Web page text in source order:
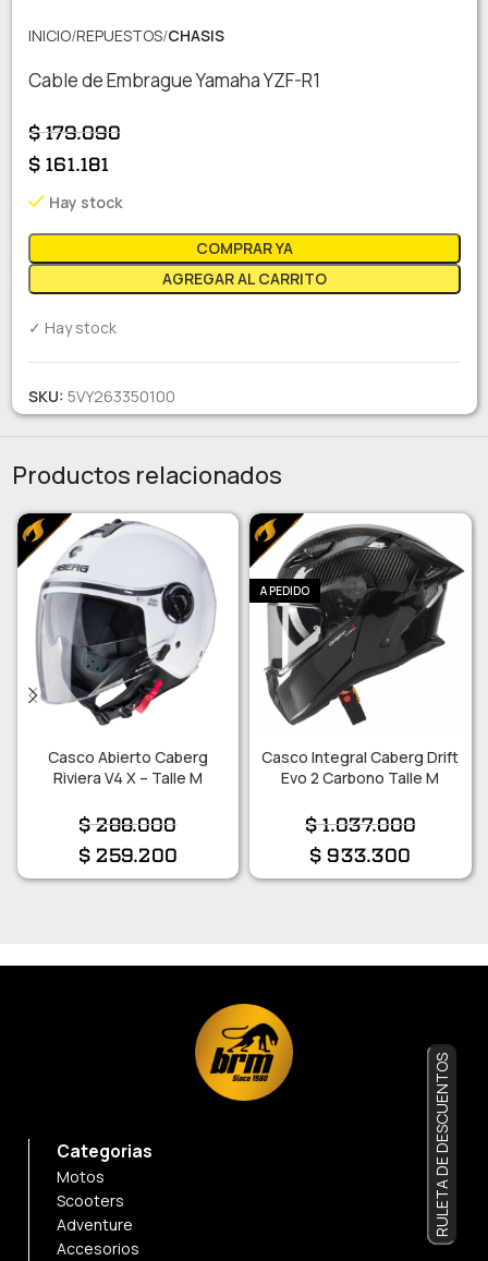
INICIO REPUESTOS CHASIS
Cable de Embrague Yamaha YZF-R1
$179.090
$161.181
Hay stock
AGREGAR AL CARRITO
COMPRAR YA
✓ Hay stock
SKU: 5VY263350100
Productos relacionados
Casco Abierto Caberg
Riviera V4 X – Talle M
$288.000
$259.200
A PEDIDO
Casco Integral Caberg Drift
Evo 2 Carbono Talle M
$1.037.000
$933.300
Categorias
Motos
Scooters
Adventure
Accesorios
RULETA DE DESCUENTOS